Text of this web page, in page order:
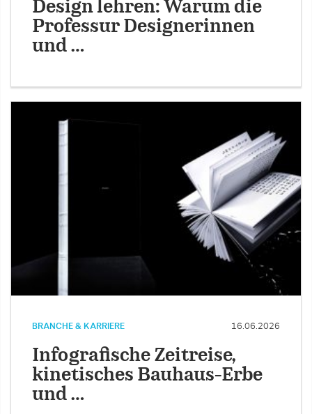
Design lehren: Warum die
Professur Designerinnen
und …
BRANCHE & KARRIERE 16.06.2026
Infografische Zeitreise,
kinetisches Bauhaus-Erbe
und …